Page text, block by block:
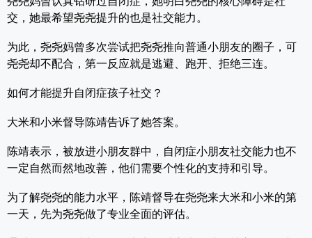
交，她最希望尧尧提升的也是社交能力。
为此，尧尧妈曾多次尝试把尧尧推向普通小朋友的圈子，可
尧尧却不配合，第一反应就是逃避、跑开、拒绝三连。
如何才能提升自闭症孩子社交？
大米和小米督导陈靖告诉了她答案。
陈靖表示，被放进小朋友群中，自闭症小朋友社交能力也不
一定自然而然地改善，他们需要个性化的支持和引导。
为了解尧尧的能力水平，陈靖督导在尧尧来大米和小米的第
一天，先为尧尧做了专业全面的评估。